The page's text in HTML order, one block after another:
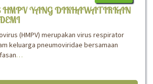
HMPV YANG DIKHAWATIRKAN
(HMPV) merupakan virus respirator
keluarga pneumoviridae bersamaan
…